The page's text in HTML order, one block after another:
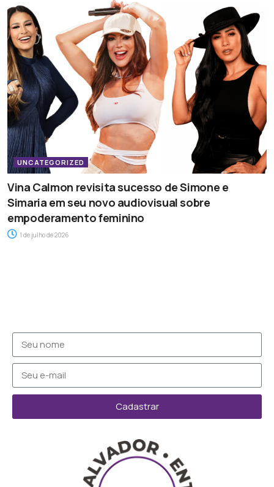
UNCATEGORIZED
Vina Calmon revisita sucesso de Simone e
Simaria em seu novo audiovisual sobre
empoderamento feminino
1 de julho de 2026
Cadastrar